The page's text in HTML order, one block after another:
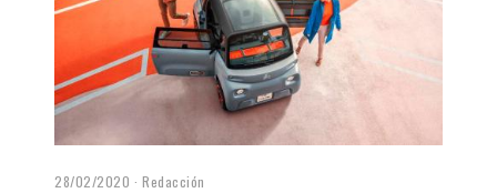
28/02/2020 Redacción